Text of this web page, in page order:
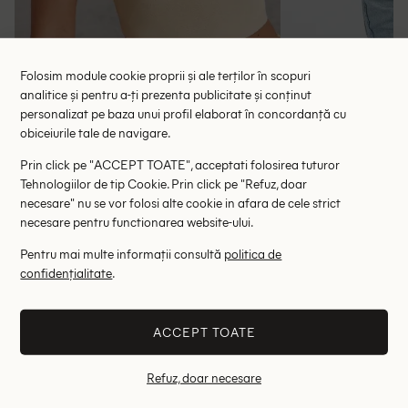
Top L Amorae, crem
44.50 lei
RRP: 89.00 lei
L
Altii au fost interesati de
- 78%
Folosim module cookie proprii și ale terților în scopuri
analitice și pentru a-ți prezenta publicitate și conținut
personalizat pe baza unui profil elaborat în concordanță cu
obiceiurile tale de navigare.
Prin click pe "ACCEPT TOATE", acceptati folosirea tuturor
Tehnologiilor de tip Cookie. Prin click pe "Refuz, doar
necesare" nu se vor folosi alte cookie in afara de cele strict
necesare pentru functionarea website-ului.
Pentru mai multe informații consultă politica de
confidențialitate.
ACCEPT TOATE
Refuz, doar necesare